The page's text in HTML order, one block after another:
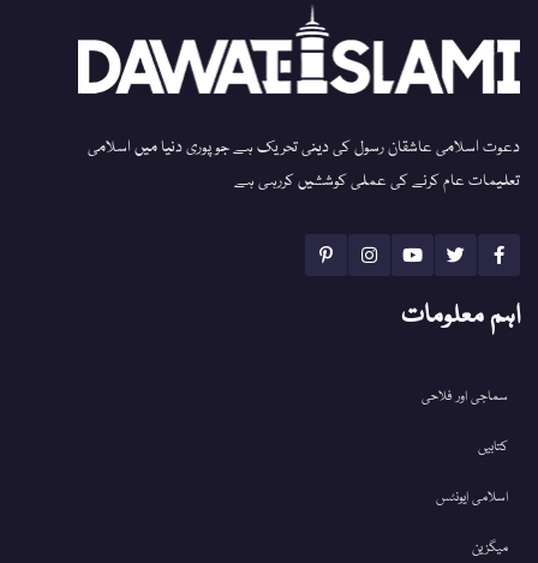
دعوت اسلامی عاشقان رسول کی دینی تحریک ہے جو پوری دنیا میں اسلامی
تعلیمات عام کرنے کی عملی کوششیں کررہی ہے
اہم معلومات
سماجی اور فلاحی
کتابیں
اسلامی ایونٹس
میگزین